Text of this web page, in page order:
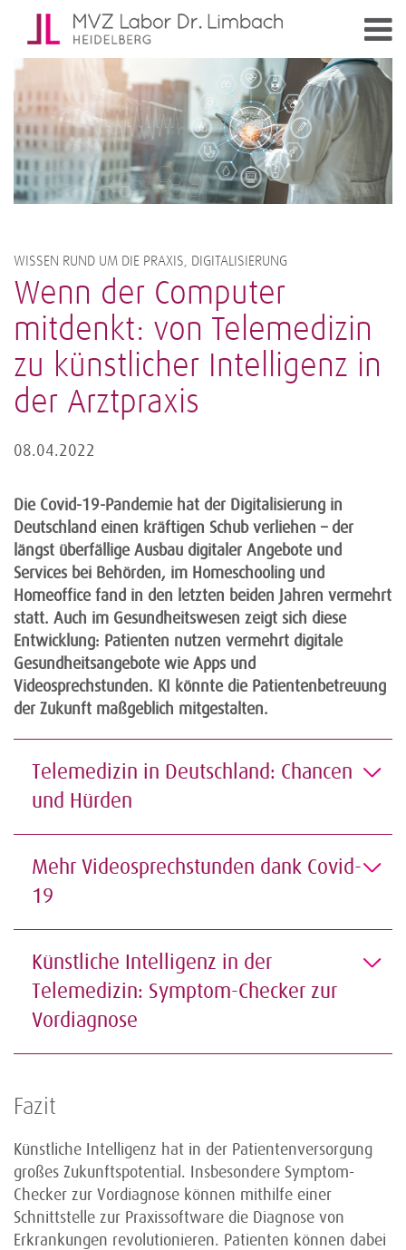
WISSEN RUND UM DIE PRAXIS, DIGITALISIERUNG
Wenn der Computer
mitdenkt: von Telemedizin
zu künstlicher Intelligenz in
der Arztpraxis
08.04.2022
Die Covid-19-Pandemie hat der Digitalisierung in
Deutschland einen kräftigen Schub verliehen – der
längst überfällige Ausbau digitaler Angebote und
Services bei Behörden, im Homeschooling und
Homeoffice fand in den letzten beiden Jahren vermehrt
statt. Auch im Gesundheitswesen zeigt sich diese
Entwicklung: Patienten nutzen vermehrt digitale
Gesundheitsangebote wie Apps und
Videosprechstunden. KI könnte die Patientenbetreuung
der Zukunft maßgeblich mitgestalten.
Telemedizin in Deutschland: Chancen
und Hürden
Mehr Videosprechstunden dank Covid-
19
Künstliche Intelligenz in der
Telemedizin: Symptom-Checker zur
Vordiagnose
Fazit
Künstliche Intelligenz hat in der Patientenversorgung
großes Zukunftspotential. Insbesondere Symptom-
Checker zur Vordiagnose können mithilfe einer
Schnittstelle zur Praxissoftware die Diagnose von
Erkrankungen revolutionieren. Patienten können dabei